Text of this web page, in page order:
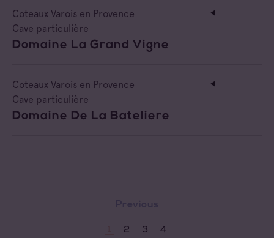
Coteaux Varois en Provence
Cave particulière
Domaine La Grand Vigne
Coteaux Varois en Provence
Cave particulière
Domaine De La Bateliere
2 3 4